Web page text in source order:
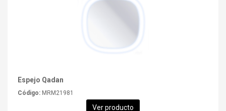
Espejo Qadan
Código: MRM21981
Ver producto